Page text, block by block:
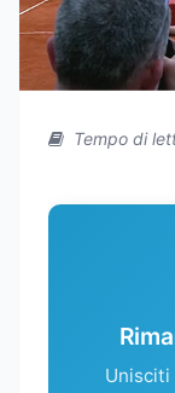
Tempo di
Unisciti